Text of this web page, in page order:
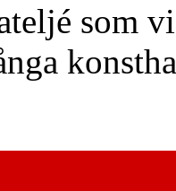
som